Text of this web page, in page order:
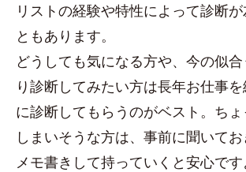
リストの経験や特性によって診断
ともあります。
どうしても気になる方や、今の似合
り診断してみたい方は長年お仕事
に診断してもらうのがベスト。ち
しまいそうな方は、事前に聞いて
メモ書きして持っていくと安心です